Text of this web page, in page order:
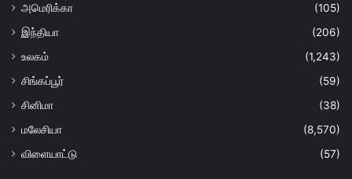
அமெரிக்கா
(105)
இந்தியா
(206)
உலகம்
(1,243)
சிங்கப்பூர்
(59)
சினிமா
(38)
மலேசியா
(8,570)
விளையாட்டு
(57)